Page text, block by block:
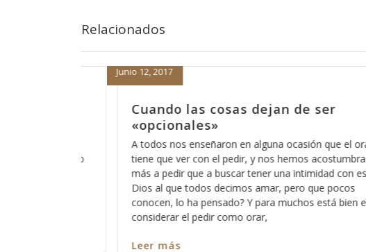
Relacionados
Dicen que las cosas ya no son como
antes
Septiembre 1, 2016
Últimamente he escuchado esa frase de “las cosas ya
no son como antes”, lo irónico es que lo escucho entre
la gente de mi generación y me hace sentir viejo, sin
embargo no puedo negar que muchas cosas han
cambiado radicalmente y que lo que antes
entendíamos como normal y como parte de nuestra